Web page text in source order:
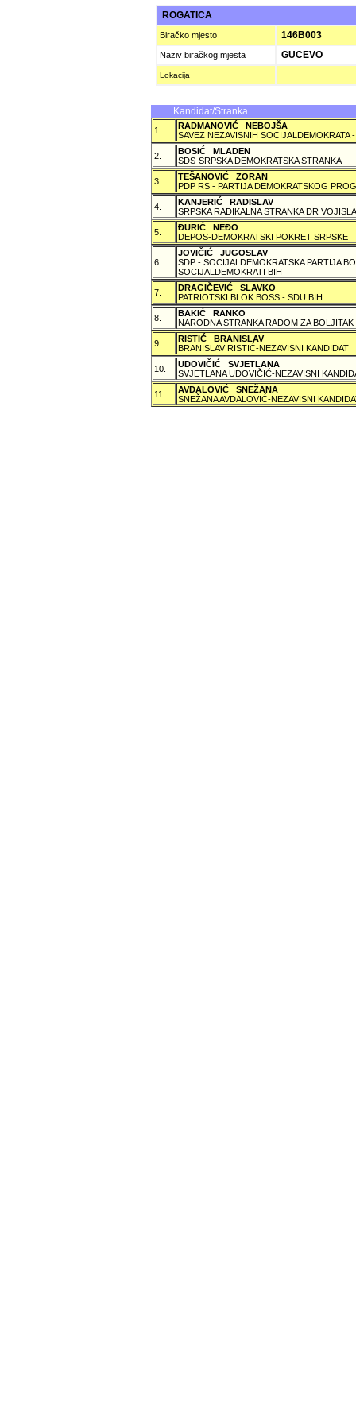
ROGATICA
Biračko mjesto 146B003
Naziv biračkog mjesta GUCEVO
Lokacija
Kandidat/Stranka
1.
RADMANOVIĆ NEBOJŠA
SAVEZ NEZAVISNIH SOCIJALDEMOKRATA
2.
BOSIĆ MLADEN
SDS-SRPSKA DEMOKRATSKA STRANKA
3.
TEŠANOVIĆ ZORAN
PDP RS - PARTIJA DEMOKRATSKOG
4.
KANJERIĆ RADISLAV
SRPSKA RADIKALNA STRANKA DR
5.
ÐURIĆ NEÐO
DEPOS-DEMOKRATSKI POKRET SRPSKE
6.
JOVIČIĆ JUGOSLAV
SDP - SOCIJALDEMOKRATSKA PARTIJA
SOCIJALDEMOKRATI BIH
7.
DRAGIČEVIĆ SLAVKO
PATRIOTSKI BLOK BOSS - SDU BIH
8.
BAKIĆ RANKO
NARODNA STRANKA RADOM ZA BOLJITAK
9.
RISTIĆ BRANISLAV
BRANISLAV RISTIĆ-NEZAVISNI KANDIDAT
10.
UDOVIČIĆ SVJETLANA
SVJETLANA UDOVIČIĆ-NEZAVISNI
11.
AVDALOVIĆ SNEŽANA
SNEŽANA AVDALOVIĆ-NEZAVISNI